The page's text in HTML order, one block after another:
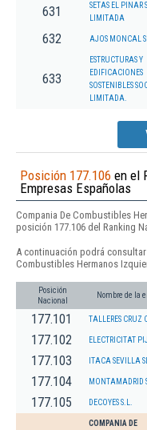
631
SETAS EL PINAR
LIMITADA
632 AJOS MONCAL
633
ESTRUCTURAS Y
EDIFICACIONES
SOSTENIBLES
LIMITADA.
Posición 177.106 en el
Empresas Españolas
Compania De Combustibles
posición 177.106 del Ranking
A continuación podrá
Combustibles Hermanos
Posición
Nacional
Nombre de la
177.101 TALLERES CRUZ
177.102 ELECTRICITAT
177.103 ITACA SEVILLA SL.
177.104 MONTAMADRID
177.105 DECOYES S.L.
COMPANIA DE